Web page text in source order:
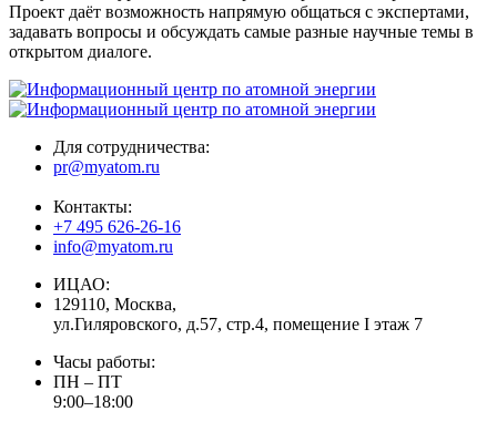
Проект даёт возможность напрямую общаться с экспертами,
задавать вопросы и обсуждать самые разные научные темы в
открытом диалоге.
Для сотрудничества:
pr@myatom.ru
Контакты:
+7 495 626-26-16
info@myatom.ru
ИЦАО:
129110, Москва,
ул.Гиляровского, д.57, стр.4, помещение I этаж 7
Часы работы:
ПН – ПТ
9:00–18:00